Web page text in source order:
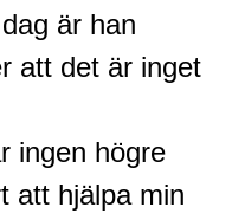
är han
att det är inget
ingen högre
att hjälpa min